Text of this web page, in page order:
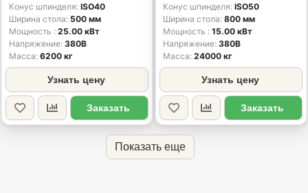
Конус шпинделя ISO40
Ширина стола 500 мм
Мощность
25.00 кВт
Напряжение 380В
Масса 6200 кг
Узнать цену
Заказать
Конус шпинделя ISO50
Ширина стола 800 мм
Мощность
15.00 кВт
Напряжение 380В
Масса 24000 кг
Узнать цену
Заказать
Показать еще